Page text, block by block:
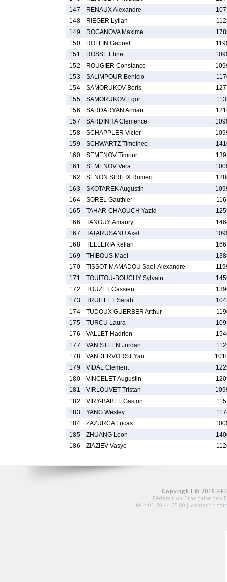
147
RENAUX Alexandre
148
RIEGER Lylian
149
ROGANOVA Maxime
150
ROLLIN Gabriel
151
ROSSE Eline
152
ROUGIER Constance
153
SALIMPOUR Benicio
154
SAMORUKOV Boris
155
SAMORUKOV Egor
156
SARDARYAN Arman
157
SARDINHA Clemence
158
SCHAPPLER Victor
159
SCHWARTZ Timothee
160
SEMENOV Timour
161
SEMENOV Vera
162
SENON SIRIEIX Romeo
163
SKOTAREK Augustin
164
SOREL Gauthier
165
TAHAR-CHAOUCH Yazid
166
TANGUY Amaury
167
TATARUSANU Axel
168
TELLERIA Kelian
169
THIBOUS Mael
170
TISSOT-MAMADOU Sael-Alexandre
171
TOUITOU-BOUCHY Sylvain
172
TOUZET Cassien
173
TRUILLET Sarah
174
TUDOUX GUERBER Arthur
175
TURCU Laura
176
VALLET Hadrien
177
VAN STEEN Jordan
178
VANDERVORST Yan
179
VIDAL Clement
180
VINCELET Augustin
181
VIRLOUVET Tristan
182
VIRY-BABEL Gaston
183
YANG Wesley
184
ZAZURCA Lucas
185
ZHUANG Leon
186
ZIAZIEV Vasye
Copyright © 2015
Fédération Française des
tél : 01 39 44 65 80 | contact :